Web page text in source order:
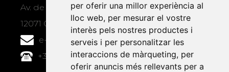
per oferir una millor experiència al
lloc web, per mesurar el vostre
interès pels nostres productes i
serveis i per personalitzar les
interaccions de màrqueting, per
oferir anuncis més rellevants per a
Av. de Vicent Sos Baynat, s/n
12071 Castelló de la Plana
e-buc@vives.org
+34 964 72 89 93